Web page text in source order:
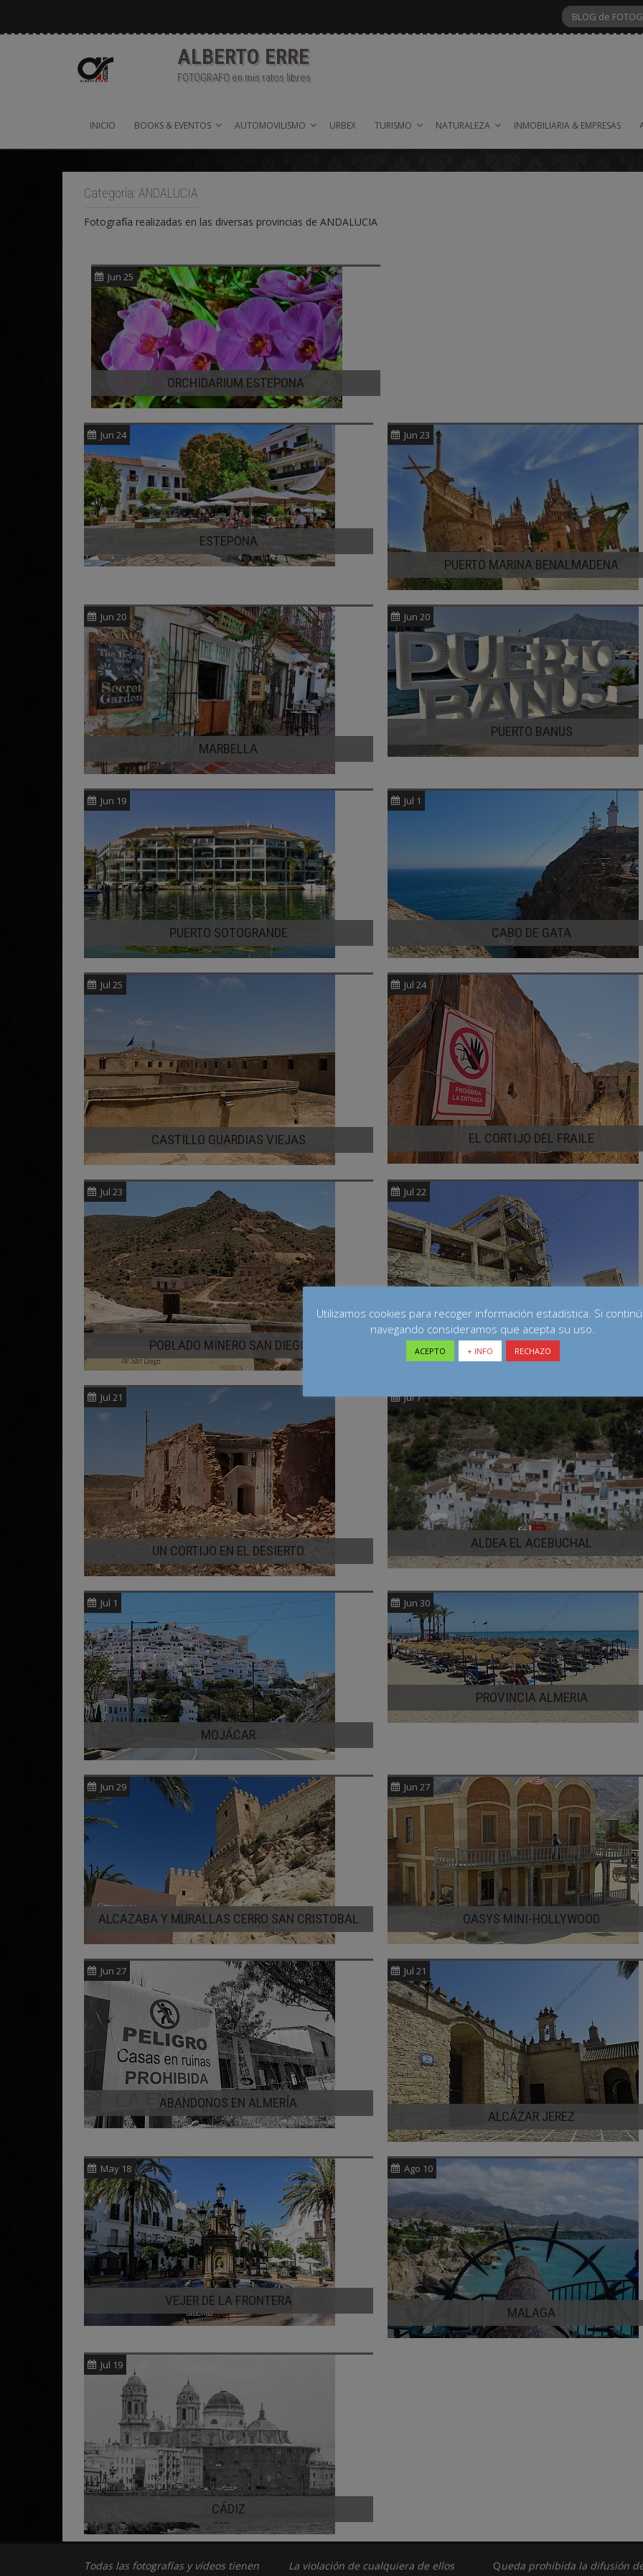
contenido
BLOG de
ALBERTO ERRE
FOTOGRAFO en mis ratos libres
INICIO BOOKS & EVENTOS AUTOMOVILISMO URBEX TURISMO NATURALEZA INMOBILIARIA & EMPRESAS
Categoría: ANDALUCIA
Fotografía realizadas en las diversas provincias de ANDALUCIA
Jun 25
ORCHIDARIUM ESTEPONA
Jun 24
ESTEPONA
Jun 23
PUERTO MARINA BENALMADENA
Jun 20
MARBELLA
Jun 20
PUERTO BANUS
Jun 19
PUERTO SOTOGRANDE
Jul 1
CABO DE GATA
Jul 25
CASTILLO GUARDIAS VIEJAS
Jul 24
EL CORTIJO DEL FRAILE
Jul 23
POBLADO MINERO SAN DIEGO
Jul 22
LAS MINAS DE RODALQUILAR
Jul 21
UN CORTIJO EN EL DESIERTO
Jul 7
ALDEA EL ACEBUCHAL
Jul 1
MOJÁCAR
Jun 30
PROVINCIA ALMERIA
Jun 29
ALCAZABA Y MURALLAS CERRO SAN CRISTOBAL
Jun 27
OASYS MINI-HOLLYWOOD
Jun 27
ABANDONOS EN ALMERÍA
Jul 21
ALCÁZAR JEREZ
May 18
VEJER DE LA FRONTERA
Ago 10
MALAGA
Jul 19
CÁDIZ
Todas las fotografías y vídeos tienen
La violación de cualquiera de ellos
Queda prohibida la difusión
Utilizamos cookies para recoger información estadística. Si
navegando consideramos que acepta su uso.
ACEPTO + INFO RECHAZO